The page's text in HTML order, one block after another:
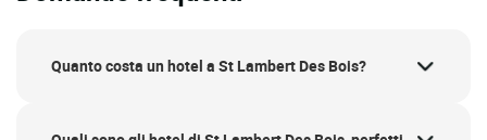
Quanto costa un hotel a St Lambert Des Bois?